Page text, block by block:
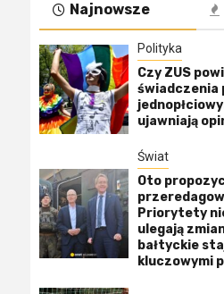
Najnowsze
Polityka
Czy ZUS
świadczenia
ujawniają
Świat
Oto
Priorytety
ulegają
bałtyckie
kluczowymi